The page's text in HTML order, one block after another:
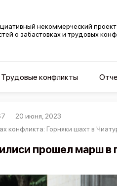
некоммерческий проект
о забастовках и трудовых
Трудовые конфликты
20 июня, 2023
конфликта: Горняки шахт в
прошел марш